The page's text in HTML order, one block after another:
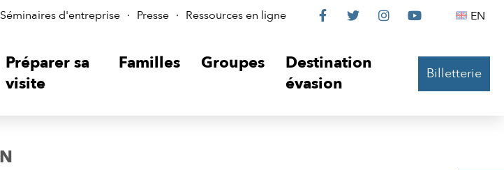
Séminaires d'entreprise Presse Ressources en ligne
Le
sur

Le

Le

Le
 EN
Préparer sa
visite
Familles Groupes
Destination
évasion
Billetterie